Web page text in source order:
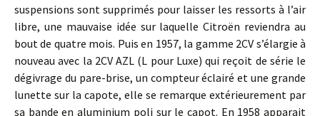
suspensions sont supprimés pour laisser les ressorts à l’air
libre, une mauvaise idée sur laquelle Citroën reviendra au
bout de quatre mois. Puis en 1957, la gamme 2CV s’élargie à
nouveau avec la 2CV AZL (L pour Luxe) qui reçoit de série le
dégivrage du pare-brise, un compteur éclairé et une grande
lunette sur la capote, elle se remarque extérieurement par
sa bande en aluminium poli sur le capot. En 1958 apparait